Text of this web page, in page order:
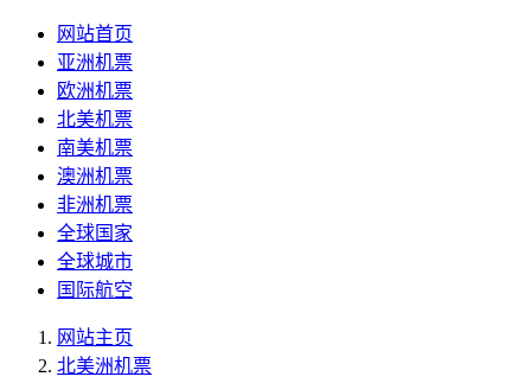
网站首页
亚洲机票
欧洲机票
北美机票
南美机票
澳洲机票
非洲机票
全球国家
全球城市
国际航空
网站主页
北美洲机票